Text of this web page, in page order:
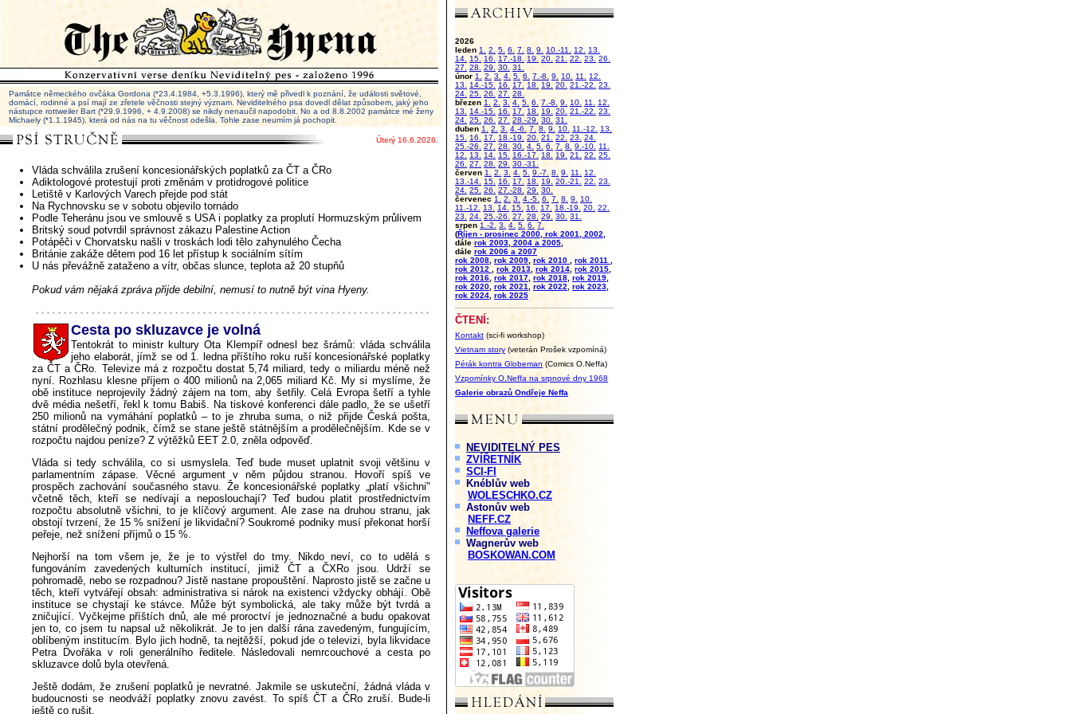
2026
leden 1. 2. 5. 6. 7. 8. 9. 10.-11. 12.
13.
14.
15. 16. 17.-18. 19. 20. 21. 22. 23.
26.
27.
28. 29. 30. 31.
únor 1. 2. 3. 4. 5. 6. 7.-8. 9. 10. 11.
12.
13.
14.-15. 16. 17. 18. 19. 20. 21.-22.
23.
24. 25. 26. 27.
28.
březen 1. 2. 3. 4. 5. 6. 7.-8. 9. 10. 11.
12.
13.
14.-15. 16. 17. 18. 19. 20. 21.-22.
23.
24. 25. 26. 27. 28.-29. 30. 31.
duben 1. 2. 3. 4.-6. 7. 8. 9. 10. 11.-12.
13.
15.
16. 17. 18.-19. 20. 21. 22. 23.
24.
25.-26.
27. 28. 30. 4. 5. 6. 7. 8. 9.-10.
11.
12.
13. 14. 15. 16.-17. 18. 19. 21. 22.
25.
26.
27. 28. 29.
30.-31.
červen 1. 2. 3. 4. 5. 9.-7. 8. 9. 11.
12.
13.-14.
15. 16. 17. 18. 19. 20.-21. 22.
23.
24. 25. 26. 27.-28. 29.
30.
červenec 1. 2. 3. 4.-5. 6. 7. 8. 9.
10.
11.-12.
13. 14. 15. 16. 17. 18.-19. 20. 22.
23.
24. 25.-26. 27. 28. 29. 30. 31.
srpen 1.-2. 3. 4. 5. 6. 7.
(Říjen - prosinec 2000, rok 2001, 2002,
dále rok 2003, 2004 a 2005
dále rok 2006 a 2007
rok 2008 rok 2009 rok 2010 rok 2011
rok 2012
rok 2013 rok 2014 rok 2015
rok 2016 rok 2017 rok 2018 rok 2019
rok 2020 rok 2021 rok 2022 rok 2023
rok 2024 rok 2025
ČTENÍ:
Kontakt (sci-fi workshop)
Vietnam story (veterán Prošek vzpomíná)
Pérák kontra Globeman (Comics O.Neffa)
Vzpomínky O.Neffa na srpnové dny 1968
Galerie obrazů Ondřeje Neffa
NEVIDITELNÝ PES
ZVÍŘETNÍK
SCI-FI
Knéblův web
WOLESCHKO.CZ
Astonův web
NEFF.CZ
Neffova galerie
Wagnerův web
BOSKOWAN.COM
Památce německého ovčáka Gordona (*23.4.1984, +5.3.1996), který mě přivedl k poznání, že události světové,
domácí, rodinné a psí mají ze zřetele věčnosti stejný význam. Neviditelného psa dovedl dělat způsobem, jaký jeho
nástupce rottweiler Bart (*29.9.1996, + 4.9.2008) se nikdy nenaučil napodobit. No a od 8.8.2002 památce mé ženy
Michaely (*1.1.1945), která od nás na tu věčnost odešla. Tohle zase neumím já pochopit.
Úterý 16.6.2026.
Vláda schválila zrušení koncesionářských poplatků za ČT a ČRo
Adiktologové protestují proti změnám v protidrogové politice
Letiště v Karlových Varech přejde pod stát
Na Rychnovsku se v sobotu objevilo tornádo
Podle Teheránu jsou ve smlouvě s USA i poplatky za proplutí Hormuzským průlivem
Britský soud potvrdil správnost zákazu Palestine Action
Potápěči v Chorvatsku našli v troskách lodi tělo zahynulého Čecha
Británie zakáže dětem pod 16 let přístup k sociálním sítím
U nás převážně zataženo a vítr, občas slunce, teplota až 20 stupňů
Pokud vám nějaká zpráva přijde debilní, nemusí to nutně být vina Hyeny.
Cesta po skluzavce je volná
Tentokrát to ministr kultury Ota Klempíř odnesl bez šrámů: vláda schválila
jeho elaborát, jímž se od 1. ledna příštího roku ruší koncesionářské poplatky
za ČT a ČRo. Televize má z rozpočtu dostat 5,74 miliard, tedy o miliardu méně než
nyní. Rozhlasu klesne příjem o 400 milionů na 2,065 miliard Kč. My si myslíme, že
obě instituce neprojevily žádný zájem na tom, aby šetřily. Celá Evropa šetří a tyhle
dvě média nešetří, řekl k tomu Babiš. Na tiskové konferenci dále padlo, že se ušetří
250 milionů na vymáhání poplatků – to je zhruba suma, o niž přijde Česká pošta,
státní prodělečný podnik, čímž se stane ještě státnějším a prodělečnějším. Kde se v
rozpočtu najdou peníze? Z výtěžků EET 2.0, zněla odpověď.
Vláda si tedy schválila, co si usmyslela. Teď bude muset uplatnit svoji většinu v
parlamentním zápase. Věcné argument v něm půjdou stranou. Hovoří spíš ve
prospěch zachování současného stavu. Že koncesionářské poplatky „platí všichni"
včetně těch, kteří se nedívají a neposlouchají? Teď budou platit prostřednictvím
rozpočtu absolutně všichni, to je klíčový argument. Ale zase na druhou stranu, jak
obstojí tvrzení, že 15 % snížení je likvidační? Soukromé podniky musí překonat horší
peřeje, než snížení příjmů o 15 %.
Nejhorší na tom všem je, že je to výstřel do tmy. Nikdo neví, co to udělá s
fungováním zavedených kulturních institucí, jimiž ČT a ČXRo jsou. Udrží se
pohromadě, nebo se rozpadnou? Jistě nastane propouštění. Naprosto jistě se začne u
těch, kteří vytvářejí obsah: administrativa si nárok na existenci vždycky obhájí. Obě
instituce se chystají ke stávce. Může být symbolická, ale taky může být tvrdá a
zničující. Vyčkejme příštích dnů, ale mé proroctví je jednoznačné a budu opakovat
jen to, co jsem tu napsal už několikrát. Je to jen další rána zavedeným, fungujícím,
oblíbeným institucím. Bylo jich hodně, ta nejtěžší, pokud jde o televizi, byla likvidace
Petra Dvořáka v roli generálního ředitele. Následovali nemrcouchové a cesta po
skluzavce dolů byla otevřená.
Ještě dodám, že zrušení poplatků je nevratné. Jakmile se uskuteční, žádná vláda v
budoucnosti se neodváží poplatky znovu zavést. To spíš ČT a ČRo zruší. Bude-li
ještě co rušit.